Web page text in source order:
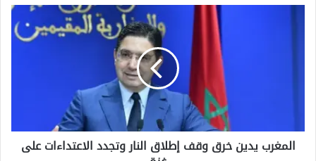
ة
ي
ي
المغرب يدين خرق وقف إطلاق النار وتجدد الاعتداءات على